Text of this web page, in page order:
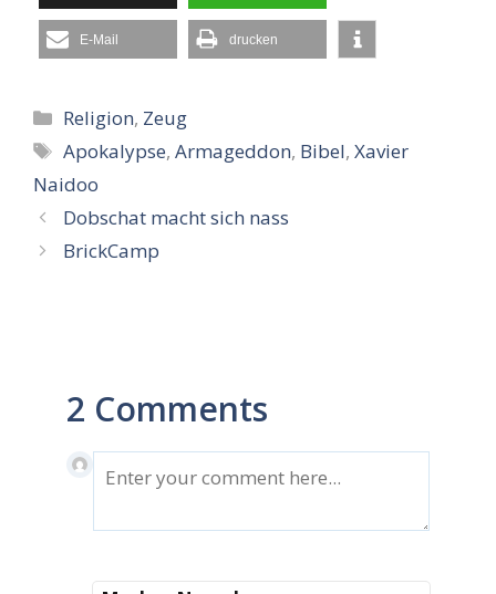
E-Mail drucken
Kategorien
Religion, Zeug
Schlagwörter
Apokalypse,Armageddon, Bibel,Xavier
Naidoo
Dobschat macht sich nass
BrickCamp
2 Comments